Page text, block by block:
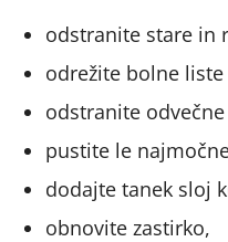
odstranite stare in
odrežite bolne
odstranite
pustite le
dodajte tanek sloj
obnovite zastirko,